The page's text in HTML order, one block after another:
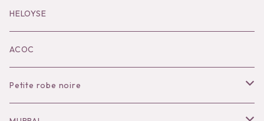
Black series
KOKO別注
HELOYSE
ACOC
Petite robe noire